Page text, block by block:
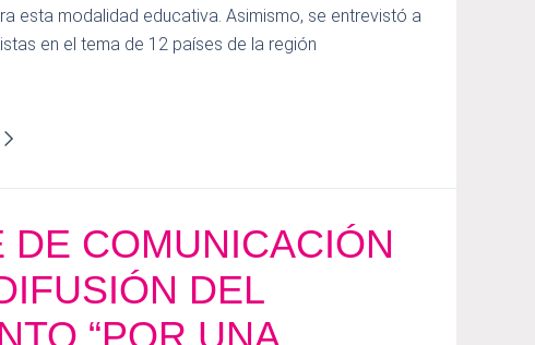
esta modalidad educativa. Asimismo, se entrevistó a
en el tema de 12 países de la región
DE COMUNICACIÓN
DEL